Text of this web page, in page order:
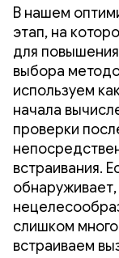
В нашем
этап, на
для
выбора
используем
начала
проверки
встраивания.
слишком
встраиваем